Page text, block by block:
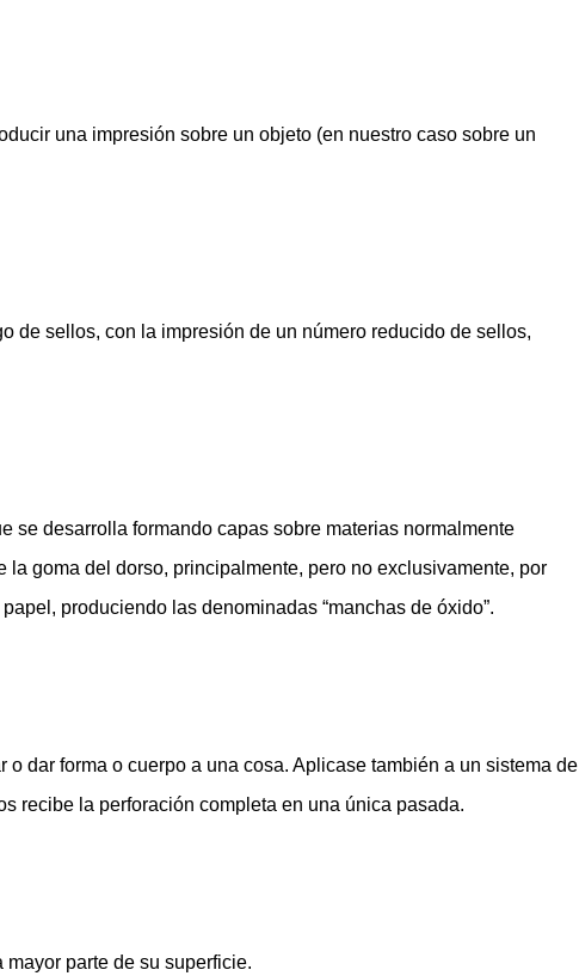
una impresión sobre un objeto (en nuestro caso sobre un
de sellos, con la impresión de un número reducido de sellos,
se desarrolla formando capas sobre materias normalmente
goma del dorso, principalmente, pero no exclusivamente, por
produciendo las denominadas “manchas de óxido”.
dar forma o cuerpo a una cosa. Aplicase también a un sistema de
recibe la perforación completa en una única pasada.
parte de su superficie.